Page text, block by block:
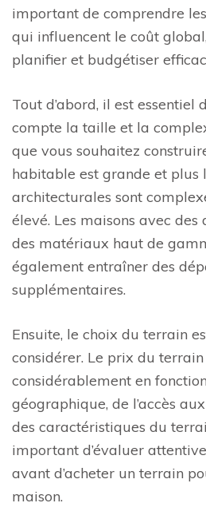
important de comprendre
qui influencent le coût
planifier et budgétiser
Tout d’abord, il est essentiel
compte la taille et la
que vous souhaitez
habitable est grande et plus
architecturales sont
élevé. Les maisons avec des
des matériaux haut de
également entraîner des
supplémentaires.
Ensuite, le choix du terrain
considérer. Le prix du
considérablement en
géographique, de l’accès
des caractéristiques du
important d’évaluer
avant d’acheter un terrain
maison.